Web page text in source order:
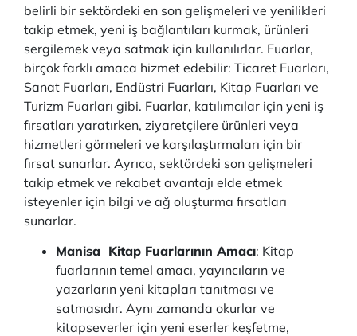
belirli bir sektördeki en son gelişmeleri ve yenilikleri
takip etmek, yeni iş bağlantıları kurmak, ürünleri
sergilemek veya satmak için kullanılırlar. Fuarlar,
birçok farklı amaca hizmet edebilir: Ticaret Fuarları,
Sanat Fuarları, Endüstri Fuarları, Kitap Fuarları ve
Turizm Fuarları gibi. Fuarlar, katılımcılar için yeni iş
fırsatları yaratırken, ziyaretçilere ürünleri veya
hizmetleri görmeleri ve karşılaştırmaları için bir
fırsat sunarlar. Ayrıca, sektördeki son gelişmeleri
takip etmek ve rekabet avantajı elde etmek
isteyenler için bilgi ve ağ oluşturma fırsatları
sunarlar.
Manisa Kitap Fuarlarının Amacı: Kitap
fuarlarının temel amacı, yayıncıların ve
yazarların yeni kitapları tanıtması ve
satmasıdır. Aynı zamanda okurlar ve
kitapseverler için yeni eserler keşfetme,